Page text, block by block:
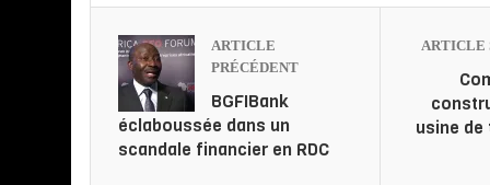
ARTICLE
PRÉCÉDENT
BGFIBank
éclaboussée dans un
scandale financier en RDC
ARTICLE
usine